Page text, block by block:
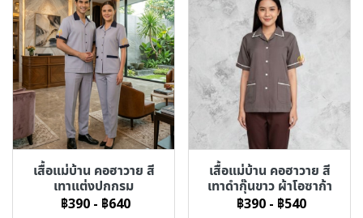
เสื้อแม่บ้าน คอฮาวาย สี
เทาแต่งปกกรม
฿390 - ฿640
เสื้อแม่บ้าน คอฮาวาย สี
เทาดำกุ๊นขาว ผ้าโอซาก้า
฿390 - ฿540